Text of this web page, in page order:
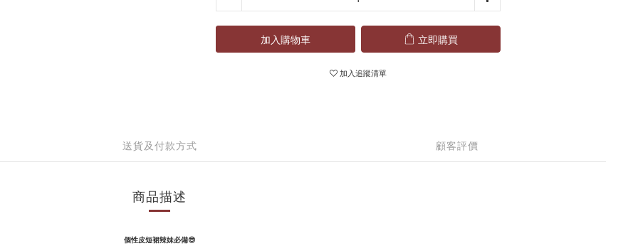
加入購物車 立即購買
加入追蹤清單
送貨及付款方式 顧客評價
商品描述
個性皮短裙辣妹必備😎